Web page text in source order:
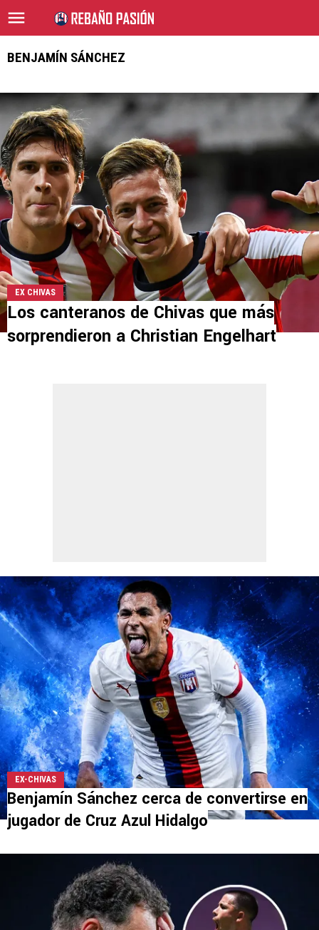
BENJAMÍN SÁNCHEZ
EX CHIVAS
Los canteranos de Chivas que más
sorprendieron a Christian Engelhart
EX-CHIVAS
Benjamín Sánchez cerca de convertirse en
jugador de Cruz Azul Hidalgo